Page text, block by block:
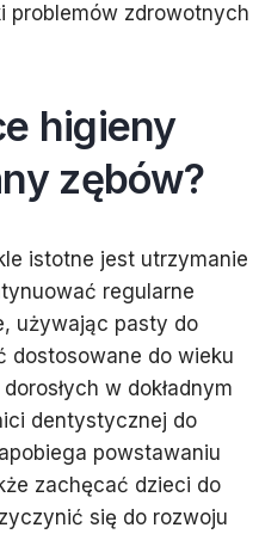
problemów zdrowotnych
higieny
zębów?
istotne jest utrzymanie
regularne
używając pasty do
dostosowane do wieku
w dokładnym
dentystycznej do
powstawaniu
zachęcać dzieci do
się do rozwoju